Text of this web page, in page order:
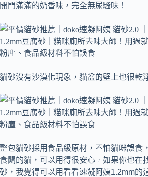
開門滿滿的奶香味，完全無尿騷味！
貓砂沒有沙漠化現象，貓盆的壁上也很乾
整包貓砂採用食品級原材，不怕貓咪誤食
食闢的貓，可以用得很安心，如果你也在
砂，我覺得可以用看看速凝阿姨1.2mm的